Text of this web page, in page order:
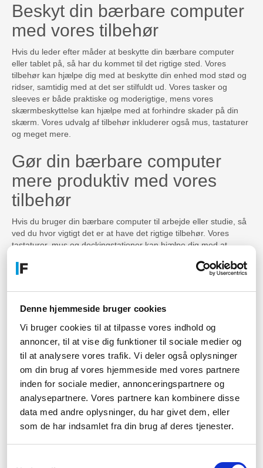
Denne hjemmeside bruger cookies
Vi bruger cookies til at tilpasse vores indhold og
annoncer, til at vise dig funktioner til sociale medier og
til at analysere vores trafik. Vi deler også oplysninger
om din brug af vores hjemmeside med vores partnere
inden for sociale medier, annonceringspartnere og
analysepartnere. Vores partnere kan kombinere disse
data med andre oplysninger, du har givet dem, eller
som de har indsamlet fra din brug af deres tjenester.
Beskyt din bærbare computer
med vores tilbehør
Hvis du leder efter måder at beskytte din bærbare computer
eller tablet på, så har du kommet til det rigtige sted. Vores
tilbehør kan hjælpe dig med at beskytte din enhed mod stød og
ridser, samtidig med at det ser stilfuldt ud. Vores tasker og
sleeves er både praktiske og moderigtige, mens vores
skærmbeskyttelse kan hjælpe med at forhindre skader på din
skærm. Vores udvalg af tilbehør inkluderer også mus, tastaturer
og meget mere.
Gør din bærbare computer
mere produktiv med vores
tilbehør
Hvis du bruger din bærbare computer til arbejde eller studie, så
ved du hvor vigtigt det er at have det rigtige tilbehør. Vores
tastaturer, mus og dockingstationer kan hjælpe dig med at
hjælpe dig med at tilslutte din enhed til eksterne skærme og
bærbare computer eller tablet.
Lav din bærbare computer
mere personlig med vores
tilbehør
Hvis du ønsker at give din bærbare computer eller tablet et
personligt touch, så er vores tilbehør det perfekte valg. Vores
tasker og sleeves fås i en række forskellige farver og stilarter, så
du kan finde noget, der passer til din personlige stil. Vores mus
og tastaturer fås også i forskellige farver og designs, så du kan